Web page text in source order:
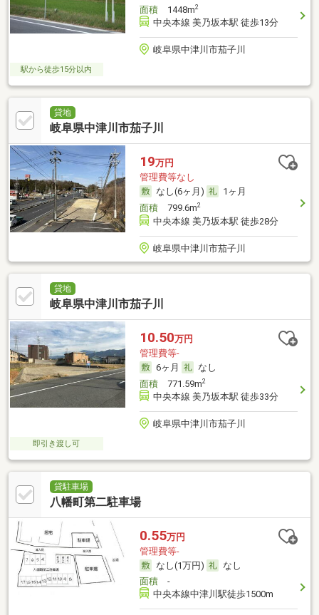
面積1448m2
中央本線 美乃坂本駅 徒歩13分
岐阜県中津川市茄子川
駅から徒歩15分以内
貸地
岐阜県中津川市茄子川
19万円
管理費等なし
なし(6ヶ月)
1ヶ月
面積799.6m2
中央本線 美乃坂本駅 徒歩28分
岐阜県中津川市茄子川
貸地
岐阜県中津川市茄子川
10.50万円
管理費等-
6ヶ月
なし
面積771.59m2
中央本線 美乃坂本駅 徒歩33分
岐阜県中津川市茄子川
即引き渡し可
貸駐車場
八幡町第二駐車場
0.55万円
管理費等-
なし(1万円)
なし
面積-
中央本線中津川駅徒歩1500m